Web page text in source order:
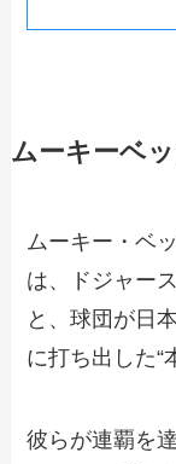
ムーキーベ
ムーキー・ベ
は、ドジャー
と、球団が日
に打ち出した“
彼らが連覇を